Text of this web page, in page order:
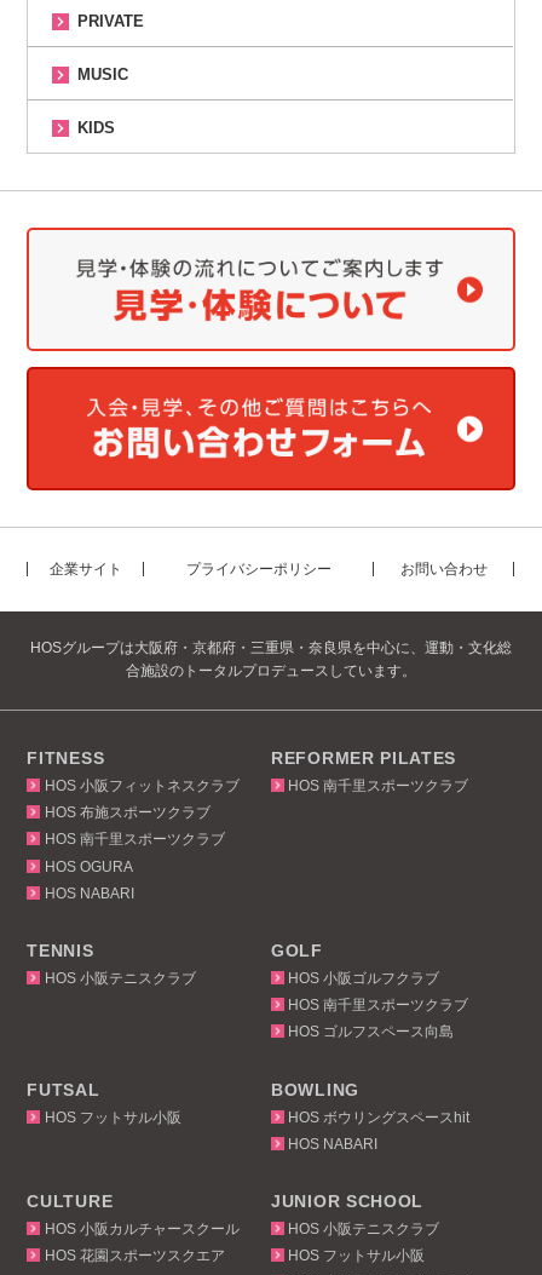
PRIVATE
MUSIC
KIDS
企業サイト プライバシーポリシー お問い合わせ
HOSグループは大阪府・京都府・三重県・奈良県を中心に、運動・文化総
合施設のトータルプロデュースしています。
FITNESS
HOS 小阪フィットネスクラブ
HOS 布施スポーツクラブ
HOS 南千里スポーツクラブ
HOS OGURA
HOS NABARI
REFORMER PILATES
HOS 南千里スポーツクラブ
TENNIS
HOS 小阪テニスクラブ
GOLF
HOS 小阪ゴルフクラブ
HOS 南千里スポーツクラブ
HOS ゴルフスペース向島
FUTSAL
HOS フットサル小阪
BOWLING
HOS ボウリングスペースhit
HOS NABARI
CULTURE
HOS 小阪カルチャースクール
HOS 花園スポーツスクエア
JUNIOR SCHOOL
HOS 小阪テニスクラブ
HOS フットサル小阪